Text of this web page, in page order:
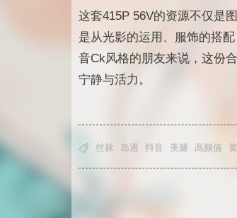
这套415P 56V的资源不仅是
是从光影的运用、服饰的搭
音Ck风格的朋友来说，这份
宁静与活力。
 丝袜 岛遇 抖音 美腿 高颜值